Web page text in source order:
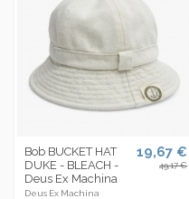
Bob BUCKET HAT
DUKE - BLEACH -
Deus Ex Machina
Deus Ex Machina
19,67 €
49,17 €